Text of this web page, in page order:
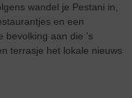
wandel je Pestani in,
en een
bevolking aan die 's
terrasje het lokale nieuws